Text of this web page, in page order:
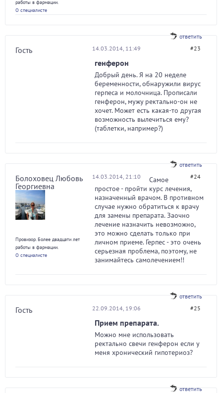
работы в фармации.
О специалисте
ответить
Гость 14.03.2014, 11:49 #23
генферон
Добрый день. Я на 20 неделе
беременности, обнаружили вирус
герпеса и молочница. Прописали
генферон, мужу ректально-он не
хочет. Может есть какая-то другая
возможность вылечиться ему?
(таблетки, например?)
ответить
Болоховец Любовь
Георгиевна
Провизор. Более двадцати лет
работы в фармации.
О специалисте
14.03.2014, 21:10 #24
Самое
простое - пройти курс лечения,
назначенный врачом. В противном
случае нужно обратиться к врачу
для замены препарата. Заочно
лечение назначить невозможно,
это можно сделать только при
личном приеме. Герпес - это очень
серьезная проблема, поэтому, не
занимайтесь самолечением!!
ответить
Гость 22.09.2014, 19:06 #25
Прием препарата.
Можно мне использовать
ректально свечи генферон если у
меня хронический гипотериоз?
ответить